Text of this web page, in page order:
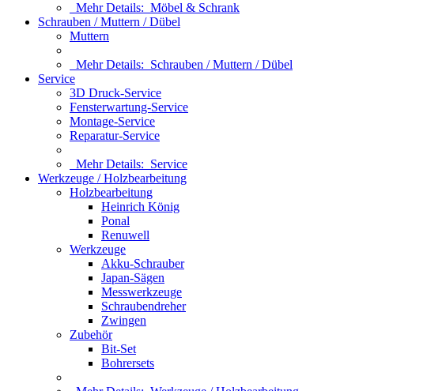
Mehr Details: Möbel & Schrank
Schrauben / Muttern / Dübel
Muttern
Mehr Details: Schrauben / Muttern / Dübel
Service
3D Druck-Service
Fensterwartung-Service
Montage-Service
Reparatur-Service
Mehr Details: Service
Werkzeuge / Holzbearbeitung
Holzbearbeitung
Heinrich König
Ponal
Renuwell
Werkzeuge
Akku-Schrauber
Japan-Sägen
Messwerkzeuge
Schraubendreher
Zwingen
Zubehör
Bit-Set
Bohrersets